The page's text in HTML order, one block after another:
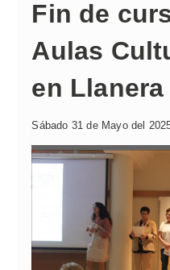
Fin de
Aulas
en Llanera
Sábado 31 de Mayo del